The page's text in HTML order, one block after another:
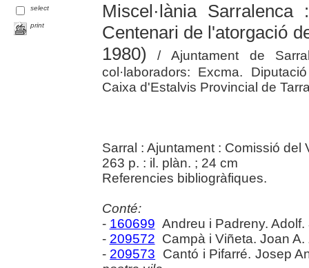
select
print
Miscel·lània
Centenari de l'atorgació
1980) / Ajuntament de
col·laboradors: Excma.
Caixa d'Estalvis Provincial de
Sarral : Ajuntament : Comissió del
263 p. : il. plàn. ; 24 cm
Referencies bibliogràfiques.
Conté:
- 160699 Andreu i Padreny. Adolf.
- 209572 Campà i Viñeta. Joan A.
- 209573 Cantó i Pifarré. Josep